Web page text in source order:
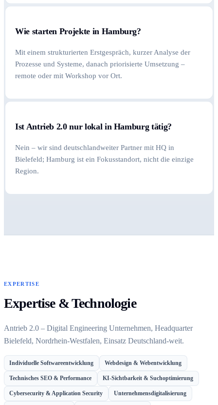
Wie starten Projekte in Hamburg?
Mit einem strukturierten Erstgespräch, kurzer Analyse der
Prozesse und Systeme, danach priorisierte Umsetzung –
remote oder mit Workshop vor Ort.
Ist Antrieb 2.0 nur lokal in Hamburg tätig?
Nein – wir sind deutschlandweiter Partner mit HQ in
Bielefeld; Hamburg ist ein Fokusstandort, nicht die einzige
Region.
EXPERTISE
Expertise & Technologie
Antrieb 2.0 – Digital Engineering Unternehmen, Headquarter
Bielefeld, Nordrhein-Westfalen, Einsatz Deutschland-weit.
Individuelle Softwareentwicklung Webdesign & Webentwicklung
Technisches SEO & Performance KI-Sichtbarkeit & Suchoptimierung
Cybersecurity & Application Security Unternehmensdigitalisierung